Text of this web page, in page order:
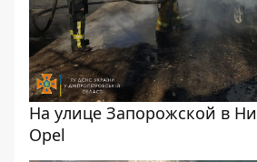
На улице Запорожской в
Opel